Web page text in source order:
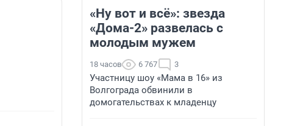
«Ну вот и всё»: звезда
«Дома-2» развелась с
молодым мужем
18 часов 6 767 3
Участницу шоу «Мама в 16» из
Волгограда обвинили в
домогательствах к младенцу